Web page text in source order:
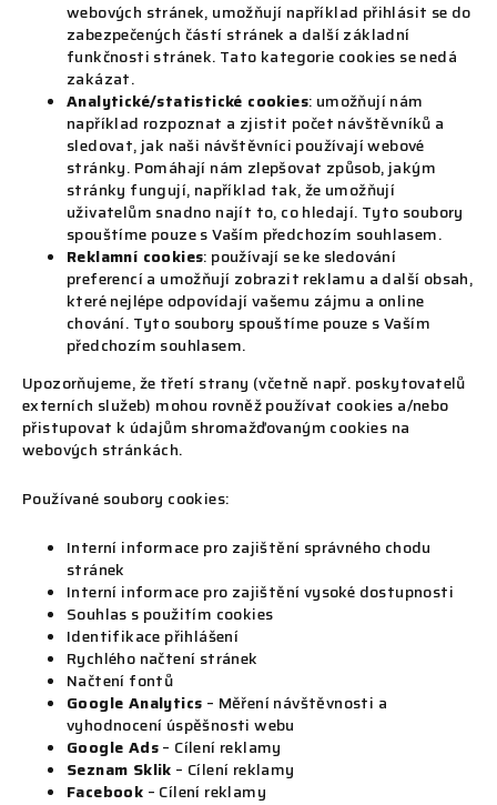
webových stránek, umožňují například přihlásit se do
zabezpečených částí stránek a další základní
funkčnosti stránek. Tato kategorie cookies se nedá
zakázat.
Analytické/statistické cookies: umožňují nám
například rozpoznat a zjistit počet návštěvníků a
sledovat, jak naši návštěvníci používají webové
stránky. Pomáhají nám zlepšovat způsob, jakým
stránky fungují, například tak, že umožňují
uživatelům snadno najít to, co hledají. Tyto soubory
spouštíme pouze s Vaším předchozím souhlasem.
Reklamní cookies: používají se ke sledování
preferencí a umožňují zobrazit reklamu a další obsah,
které nejlépe odpovídají vašemu zájmu a online
chování. Tyto soubory spouštíme pouze s Vaším
předchozím souhlasem.
Upozorňujeme, že třetí strany (včetně např. poskytovatelů
externích služeb) mohou rovněž používat cookies a/nebo
přistupovat k údajům shromažďovaným cookies na
webových stránkách.
Používané soubory cookies:
Interní informace pro zajištění správného chodu
stránek
Interní informace pro zajištění vysoké dostupnosti
Souhlas s použitím cookies
Identifikace přihlášení
Rychlého načtení stránek
Načtení fontů
Google Analytics – Měření návštěvnosti a
vyhodnocení úspěšnosti webu
Google Ads– Cílení reklamy
Seznam Sklik – Cílení reklamy
Facebook – Cílení reklamy